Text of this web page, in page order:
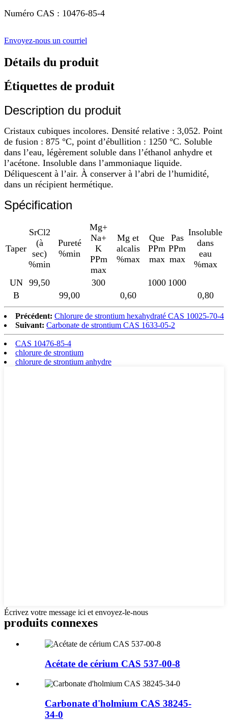
Numéro CAS : 10476-85-4
Envoyez-nous un courriel
Détails du produit
Étiquettes de produit
Description du produit
Cristaux cubiques incolores. Densité relative : 3,052. Point
de fusion : 875 °C, point d’ébullition : 1250 °C. Soluble
dans l’eau, légèrement soluble dans l’éthanol anhydre et
l’acétone. Insoluble dans l’ammoniaque liquide.
Déliquescent à l’air. À conserver à l’abri de l’humidité,
dans un récipient hermétique.
Spécification
Taper
SrCl2
(à
sec)
%min
Pureté
%min
Mg+
Na+
K
PPm
max
Mg et
alcalis
%max
Que
PPm
max
Pas
PPm
max
Insoluble
dans
eau
%max
UN
99,50 300 1000 1000
B
99,00 0,60 0,80
Précédent: Chlorure de strontium hexahydraté CAS 10025-70-4
Suivant: Carbonate de strontium CAS 1633-05-2
CAS 10476-85-4
chlorure de strontium
chlorure de strontium anhydre
Écrivez votre message ici et envoyez-le-nous
produits connexes
Acétate de cérium CAS 537-00-8
Carbonate d'holmium CAS 38245-
34-0